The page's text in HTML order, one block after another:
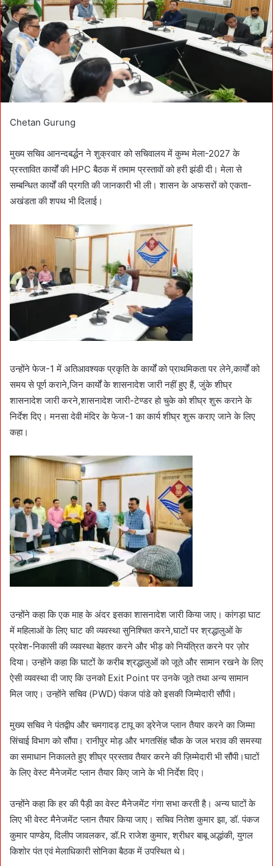
a
i
Chetan Gurung
मुख्य सचिव आनन्दबर्द्धन ने शुक्रवार को सचिवालय में कुम्भ मेला-2027 के
प्रस्तावित कार्यों की HPC बैठक में तमाम प्रस्तावों को हरी झंडी दी। मेला से
सम्बन्धित कार्यों की प्रगति की जानकारी भी ली। शासन के अफसरों को एकता-
अखंडता की शपथ भी दिलाई।
उन्होंने फेज-1 में अतिआवश्यक प्रकृति के कार्यों को प्राथमिकता पर लेने,कार्यों को
समय से पूर्ण कराने,जिन कार्यों के शासनादेश जारी नहीं हुए हैं, जुंके शीघ्र
शासनादेश जारी करने,शासनादेश जारी-टेण्डर हो चुके को शीघ्र शुरू कराने के
निर्देश दिए। मनसा देवी मंदिर के फेज-1 का कार्य शीघ्र शुरू कराए जाने के लिए
कहा।
उन्होंने कहा कि एक माह के अंदर इसका शासनादेश जारी किया जाए। कांगड़ा घाट
में महिलाओं के लिए घाट की व्यवस्था सुनिश्चित करने,घाटों पर श्रद्धालुओं के
प्रवेश-निकासी की व्यवस्था बेहतर करने और भीड़ को नियंत्रित करने पर ज़ोर
दिया। उन्होंने कहा कि घाटों के करीब श्रद्धालुओं को जूते और सामान रखने के लिए
ऐसी व्यवस्था दी जाए कि उनको Exit Point पर उनके जूते तथा अन्य सामान
मिल जाए। उन्होंने सचिव (PWD) पंकज पांडे को इसकी जिम्मेदारी सौंपी।
मुख्य सचिव ने पंतद्वीप और चमगादड़ टापू का ड्रेनेज प्लान तैयार करने का जिम्मा
सिंचाई विभाग को सौंपा। रानीपुर मोड़ और भगतसिंह चौक के जल भराव की समस्या
का समाधान निकालते हुए शीघ्र प्रस्ताव तैयार करने की ज़िम्मेदारी भी सौंपी।घाटों
के लिए वेस्ट मैनेजमेंट प्लान तैयार किए जाने के भी निर्देश दिए।
उन्होंने कहा कि हर की पैड़ी का वेस्ट मैनेजमेंट गंगा सभा करती है। अन्य घाटों के
लिए भी वेस्ट मैनेजमेंट प्लान तैयार किया जाए। सचिव नितेश कुमार झा, डॉ. पंकज
कुमार पाण्डेय, दिलीप जावलकर, डॉ.R राजेश कुमार, श्रीधर बाबू अद्धांकी, युगल
किशोर पंत एवं मेलाधिकारी सोनिका बैठक में उपस्थित थे।